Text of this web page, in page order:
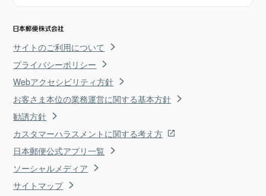
サイトのご利用について
プライバシーポリシー
Webアクセシビリティ方針
お客さま本位の業務運営に関する基本方針
勧誘方針
カスタマーハラスメントに関する考え方
日本郵便公式アプリ一覧
ソーシャルメディア
サイトマップ